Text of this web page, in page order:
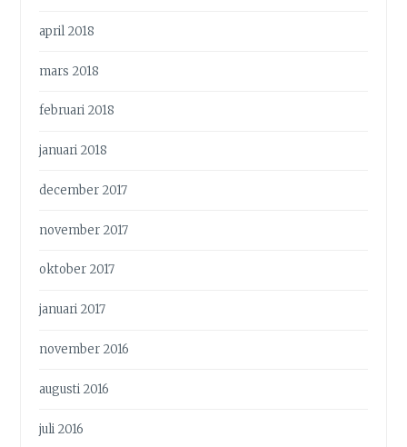
april 2018
mars 2018
februari 2018
januari 2018
december 2017
november 2017
oktober 2017
januari 2017
november 2016
augusti 2016
juli 2016